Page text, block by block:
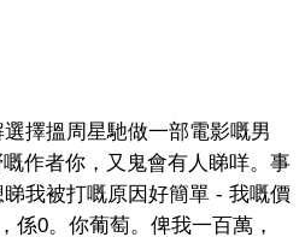
選擇搵周星馳做一部電影嘅男
作者你，又鬼會有人睇咩。事
我被打嘅原因好簡單 - 我嘅價
係0。你葡萄。俾我一百萬，